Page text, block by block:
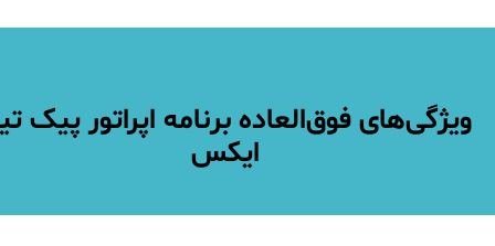
ویژگی‌های فوق‌العاده برنامه اپراتور پیک
ایکس